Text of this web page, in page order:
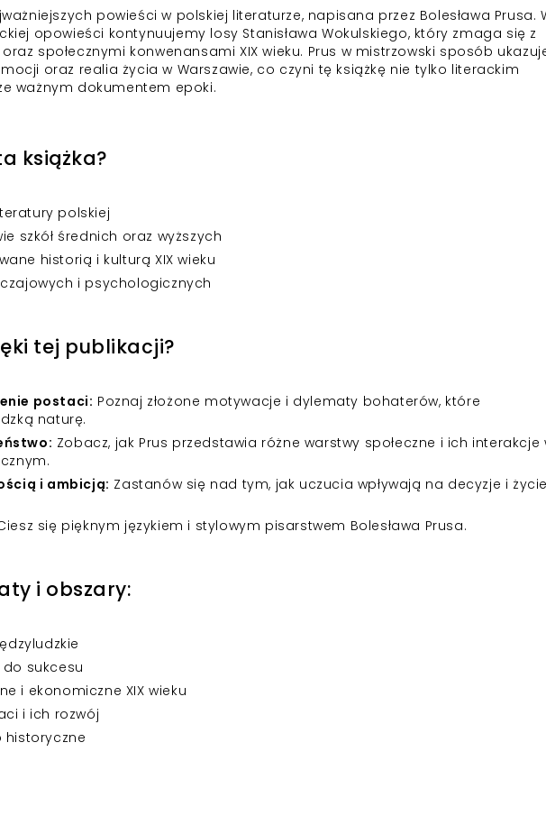
powieści w polskiej literaturze, napisana przez Bolesława Prusa.
opowieści kontynuujemy losy Stanisława Wokulskiego, który zmaga się z
społecznymi konwenansami XIX wieku. Prus w mistrzowski sposób
oraz realia życia w Warszawie, co czyni tę książkę nie tylko literackim
ważnym dokumentem epoki.
książka?
polskiej
szkół średnich oraz wyższych
historią i kulturą XIX wieku
i psychologicznych
tej publikacji?
postaci: Poznaj złożone motywacje i dylematy bohaterów, które
naturę.
Zobacz, jak Prus przedstawia różne warstwy społeczne i ich interakcje
i ambicją: Zastanów się nad tym, jak uczucia wpływają na decyzje i
się pięknym językiem i stylowym pisarstwem Bolesława Prusa.
i obszary:
sukcesu
i ekonomiczne XIX wieku
i ich rozwój
historyczne